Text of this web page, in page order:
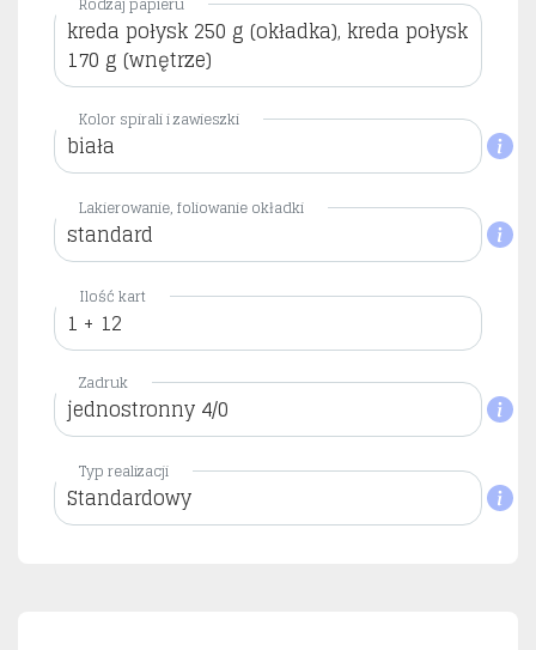
kreda połysk 250 g (okładka), kreda połysk
170 g (wnętrze)
Kolor spirali i zawieszki
biała
Lakierowanie, foliowanie okładki
standard
Ilość kart
1 + 12
Zadruk
jednostronny 4/0
Typ realizacji
Standardowy